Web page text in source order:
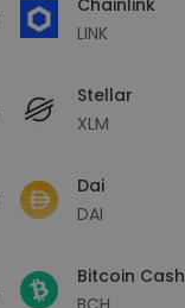
LINK
Stellar
XLM
Dai
DAI
Bitcoin Cash